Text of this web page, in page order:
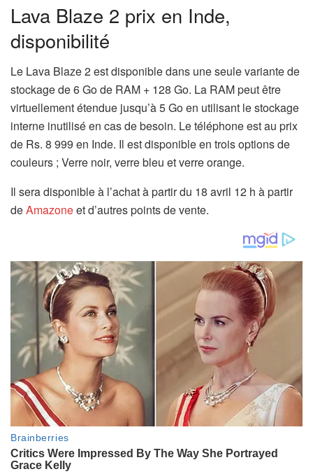
Lava Blaze 2 prix en Inde,
disponibilité
Le Lava Blaze 2 est disponible dans une seule variante de
stockage de 6 Go de RAM + 128 Go. La RAM peut être
virtuellement étendue jusqu’à 5 Go en utilisant le stockage
interne inutilisé en cas de besoin. Le téléphone est au prix
de Rs. 8 999 en Inde. Il est disponible en trois options de
couleurs ; Verre noir, verre bleu et verre orange.
Il sera disponible à l’achat à partir du 18 avril 12 h à partir
deAmazoneet d’autres points de vente.